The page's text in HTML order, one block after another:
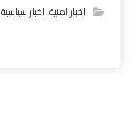
اخبار امنية,اخبار سياسية